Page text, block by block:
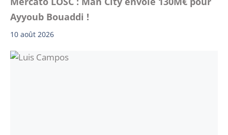
Ayyoub Bouaddi !
10 août 2026